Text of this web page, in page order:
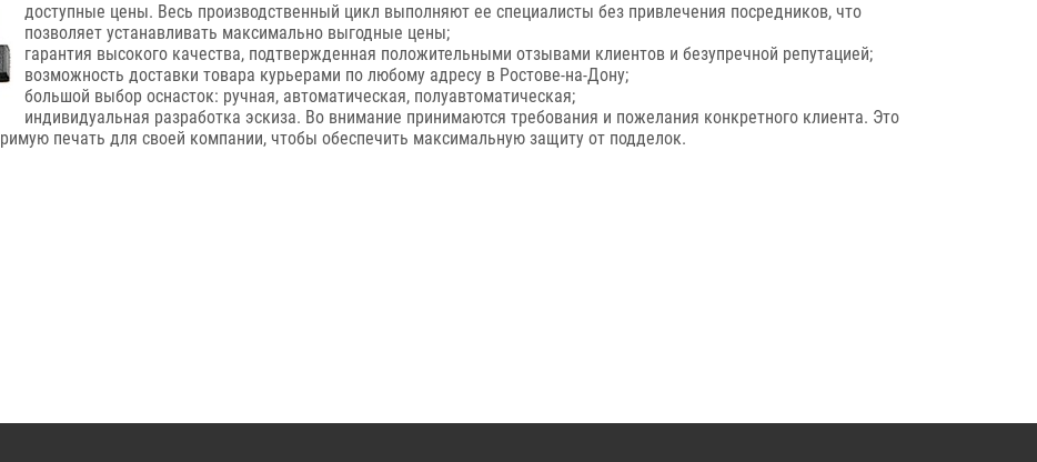
доступные цены. Весь производственный цикл выполняют ее специалисты без привлечения посредников, что
позволяет устанавливать максимально выгодные цены;
гарантия высокого качества, подтвержденная положительными отзывами клиентов и безупречной репутацией;
возможность доставки товара курьерами по любому адресу в Ростове-на-Дону;
большой выбор оснасток: ручная, автоматическая, полуавтоматическая;
индивидуальная разработка эскиза. Во внимание принимаются требования и пожелания конкретного клиента. Это
печать для своей компании, чтобы обеспечить максимальную защиту от подделок.